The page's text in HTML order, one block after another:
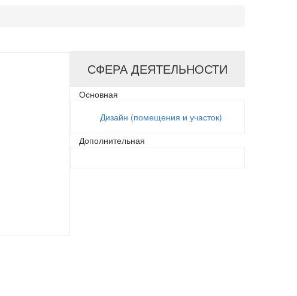
СФЕРА ДЕЯТЕЛЬНОСТИ
Основная
Дизайн (помещения и участок)
Дополнительная